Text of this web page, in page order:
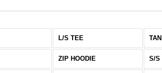
L/S TEE
ZIP HOODIE S/S